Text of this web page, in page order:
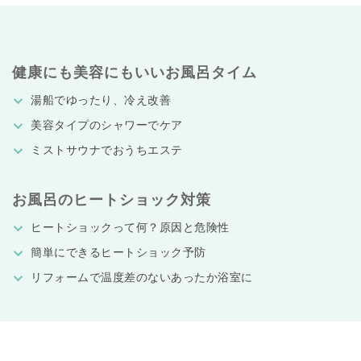
健康にも美容にもいいお風呂タイム
湯船でゆったり、冷え改善
美容タイプのシャワーでケア
ミストサウナでおうちエステ
お風呂のヒートショック対策
ヒートショックって何？原因と危険性
簡単にできるヒートショック予防
リフォームで温度差のないあったか浴室に